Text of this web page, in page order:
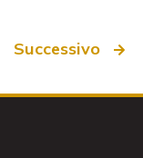
Successivo